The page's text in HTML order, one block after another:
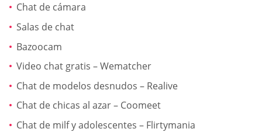
Chat de cámara
Salas de chat
Bazoocam
Video chat gratis – Wematcher
Chat de modelos desnudos – Realive
Chat de chicas al azar – Coomeet
Chat de milf y adolescentes – Flirtymania